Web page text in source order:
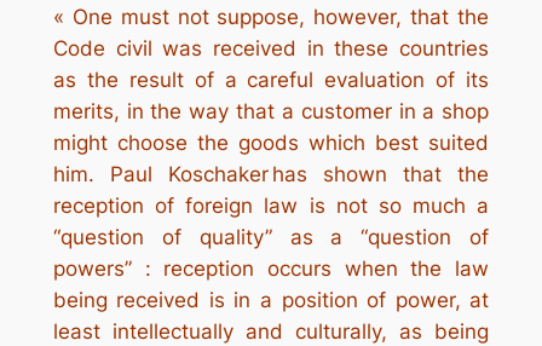
« One must not suppose, however, that the
Code civil was received in these countries
as the result of a careful evaluation of its
merits, in the way that a customer in a shop
might choose the goods which best suited
him. Paul Koschaker has shown that the
reception of foreign law is not so much a
“question of quality” as a “question of
powers” : reception occurs when the law
being received is in a position of power, at
least intellectually and culturally, as being